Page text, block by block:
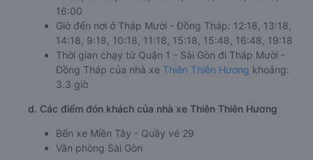
16:00
Giờ đến nơi ở Tháp Mười - Đồng Tháp: 12:18, 13:18,
14:18, 9:18, 10:18, 11:18, 15:18, 15:48, 16:48, 19:18
Thời gian chạy từ Quận 1 - Sài Gòn đi Tháp Mười -
Đồng Tháp của nhà xe Thiên Thiên Hương khoảng:
3.3 giờ
d. Các điểm đón khách của nhà xe Thiên Thiên Hương
Bến xe Miền Tây - Quầy vé 29
Văn phòng Sài Gòn